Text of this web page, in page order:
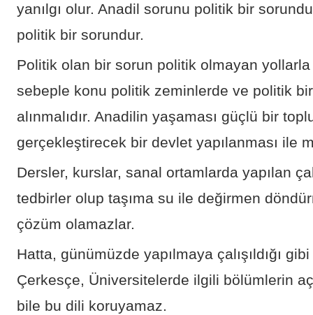
yanılgı olur. Anadil sorunu politik bir
politik bir sorundur.
Politik olan bir sorun politik olmayan
sebeple konu politik zeminlerde ve politik bir
alınmalıdır. Anadilin yaşaması güçlü bir
gerçekleştirecek bir devlet yapılanması ile
Dersler, kurslar, sanal ortamlarda yapılan
tedbirler olup taşıma su ile değirmen
çözüm olamazlar.
Hatta, günümüzde yapılmaya çalışıldığı
Çerkesçe, Üniversitelerde ilgili bölümlerin
bile bu dili koruyamaz.